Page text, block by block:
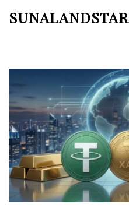
SUNALANDSTAR